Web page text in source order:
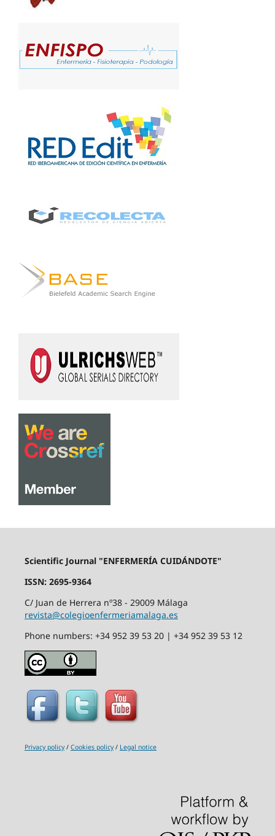
Scientific Journal "ENFERMERÍA CUIDÁNDOTE"
ISSN: 2695-9364
C/ Juan de Herrera nº38 - 29009 Málaga
revista@colegioenfermeriamalaga.es
Phone numbers: +34 952 39 53 20 | +34 952 39 53 12
Privacy policy/ Cookies policy/ Legal notice